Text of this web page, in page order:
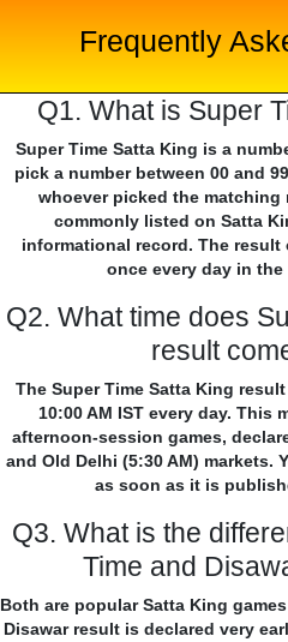
Frequently
Q1. What is Super
Super Time Satta King is a
pick a number between 00 and
whoever picked the matching
commonly listed on Satta
informational record. The result
once every day in
Q2. What time does
result
The Super Time Satta King
10:00 AM IST every day. This
afternoon-session games,
and Old Delhi (5:30 AM) markets.
as soon as it is
Q3. What is the
Time and
Both are popular Satta King
Disawar result is declared very